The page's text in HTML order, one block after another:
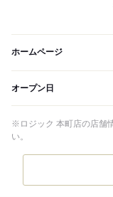
ホームページ
オープン日
※ロジック 本町店の店舗
い。